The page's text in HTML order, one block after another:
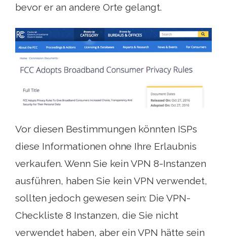
bevor er an andere Orte gelangt.
Vor diesen Bestimmungen könnten ISPs
diese Informationen ohne Ihre Erlaubnis
verkaufen. Wenn Sie kein VPN 8-Instanzen
ausführen, haben Sie kein VPN verwendet,
sollten jedoch gewesen sein: Die VPN-
Checkliste 8 Instanzen, die Sie nicht
verwendet haben, aber ein VPN hätte sein